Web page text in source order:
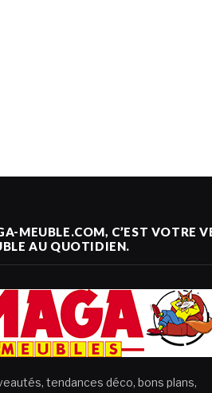
MEUBLE.COM, C’EST VOTRE
AU QUOTIDIEN.
tendances déco, bons plans,